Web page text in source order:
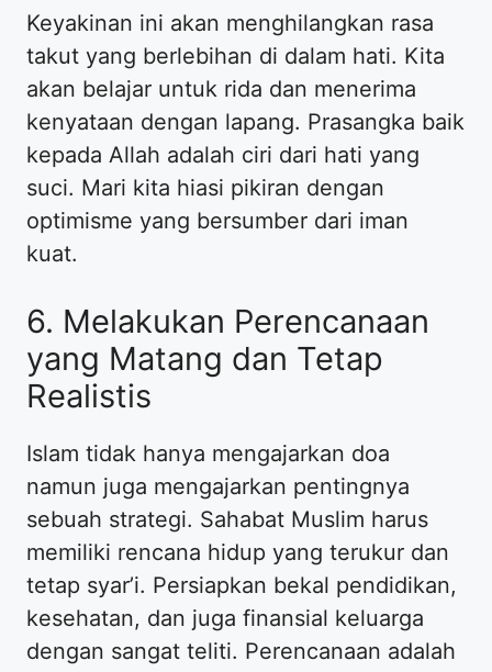
Keyakinan ini akan menghilangkan rasa
takut yang berlebihan di dalam hati. Kita
akan belajar untuk rida dan menerima
kenyataan dengan lapang. Prasangka baik
kepada Allah adalah ciri dari hati yang
suci. Mari kita hiasi pikiran dengan
optimisme yang bersumber dari iman
kuat.
6. Melakukan Perencanaan
yang Matang dan Tetap
Realistis
Islam tidak hanya mengajarkan doa
namun juga mengajarkan pentingnya
sebuah strategi. Sahabat Muslim harus
memiliki rencana hidup yang terukur dan
tetap syar’i. Persiapkan bekal pendidikan,
kesehatan, dan juga finansial keluarga
dengan sangat teliti. Perencanaan adalah